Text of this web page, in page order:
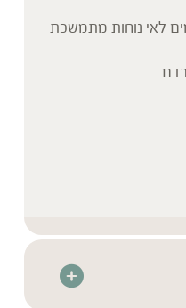
לאי נוחות מתמשכת